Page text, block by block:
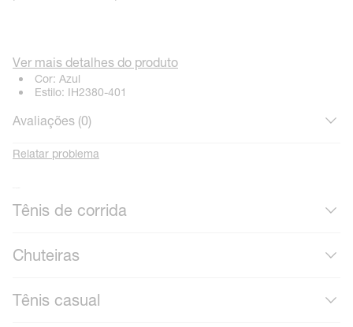
Ver mais detalhes do produto
Cor: Azul
Estilo: IH2380-401
Avaliações (0)
Relatar problema
Tênis de corrida
Chuteiras
Tênis casual